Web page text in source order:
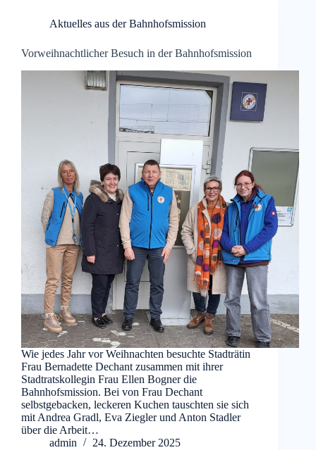
Aktuelles aus der Bahnhofsmission
Vorweihnachtlicher Besuch in der Bahnhofsmission
Wie jedes Jahr vor Weihnachten besuchte Stadträtin
Frau Bernadette Dechant zusammen mit ihrer
Stadtratskollegin Frau Ellen Bogner die
Bahnhofsmission. Bei von Frau Dechant
selbstgebacken, leckeren Kuchen tauschten sie sich
mit Andrea Gradl, Eva Ziegler und Anton Stadler
über die Arbeit…
admin
24. Dezember 2025